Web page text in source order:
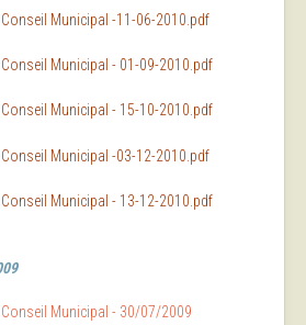
Municipal -11-06-2010.pdf
Municipal - 01-09-2010.pdf
Municipal - 15-10-2010.pdf
Municipal -03-12-2010.pdf
Municipal - 13-12-2010.pdf
Municipal - 30/07/2009